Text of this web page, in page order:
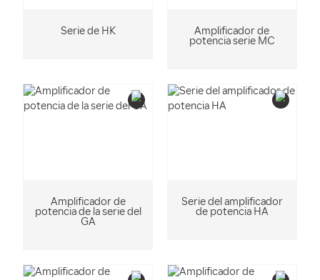
Serie de HK
Amplificador de
potencia serie MC
Amplificador de
potencia de la serie del
GA
Serie del amplificador
de potencia HA